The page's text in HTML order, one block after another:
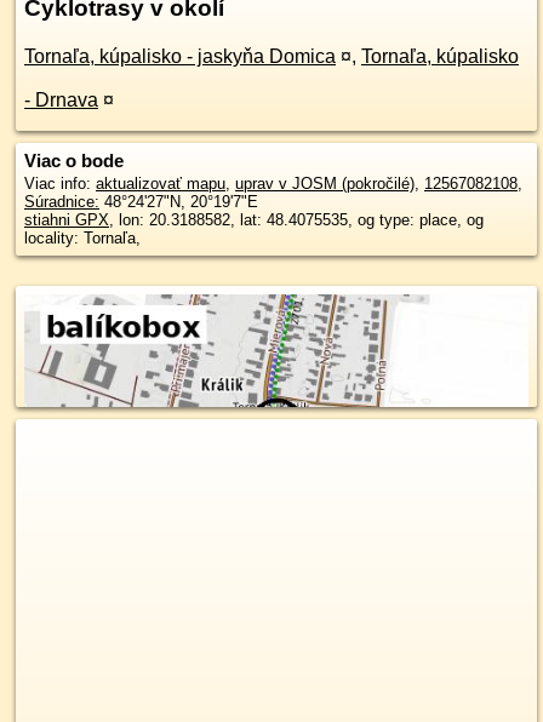
Cyklotrasy v okolí
Tornaľa, kúpalisko - jaskyňa Domica ¤, Tornaľa, kúpalisko
- Drnava ¤
Viac o bode
Viac info: aktualizovať mapu, uprav v JOSM (pokročilé), 12567082108,
Súradnice: 48°24'27"N, 20°19'7"E
stiahni GPX, lon: 20.3188582, lat: 48.4075535, og type: place, og
locality: Tornaľa,